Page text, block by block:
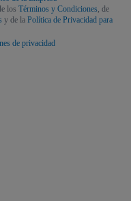
los Términos y Condiciones, de
y de la Política de Privacidad para
de privacidad